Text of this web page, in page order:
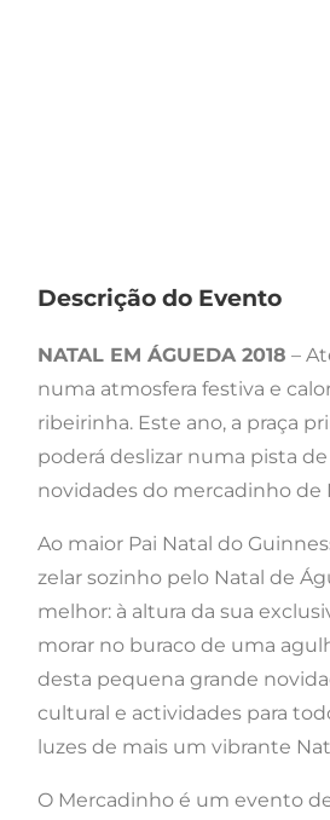
Descrição do Evento
NATAL EM ÁGUEDA 2018 –
numa atmosfera festiva e
ribeirinha. Este ano, a praça
poderá deslizar numa pista
novidades do mercadinho de
Ao maior Pai Natal do
zelar sozinho pelo Natal de
melhor: à altura da sua
morar no buraco de uma
desta pequena grande
cultural e actividades para
luzes de mais um vibrante
O Mercadinho é um evento